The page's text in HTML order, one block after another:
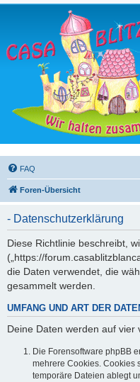
FAQ
Foren-Übersicht
- Datenschutzerklärung
Diese Richtlinie beschreibt,
(„https://
die Daten verwendet, die
gesammelt werden.
UMFANG UND ART DER
Deine Daten werden auf vier
Die Forensoftware phpBB
mehrere Cookies. Cookies
temporäre Dateien ablegt